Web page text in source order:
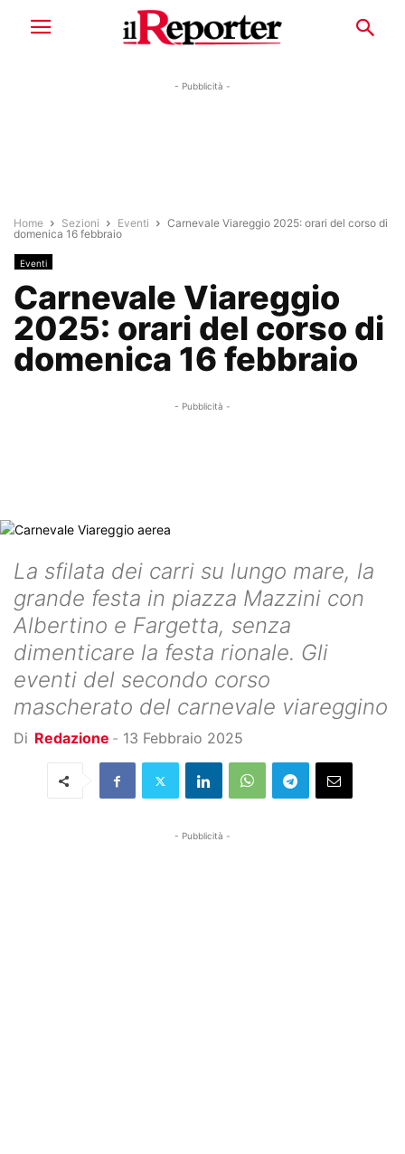
- Pubblicità -
Home Sezioni Eventi
Carnevale Viareggio 2025: orari del corso di
domenica 16 febbraio
Eventi
Carnevale Viareggio
2025: orari del corso di
domenica 16 febbraio
- Pubblicità -
La sfilata dei carri su lungo mare, la
grande festa in piazza Mazzini con
Albertino e Fargetta, senza
dimenticare la festa rionale. Gli
eventi del secondo corso
mascherato del carnevale viareggino
Di Redazione - 13 Febbraio 2025
- Pubblicità -